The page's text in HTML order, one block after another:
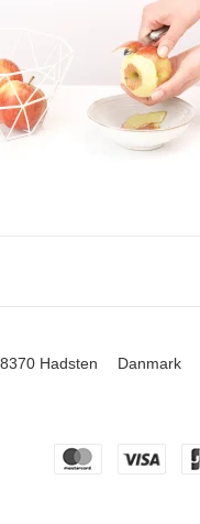
8370 Hadsten Danmark